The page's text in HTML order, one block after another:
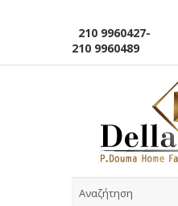
210 9960427-
210 9960489